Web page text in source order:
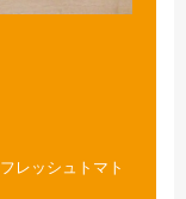
レッシュトマト